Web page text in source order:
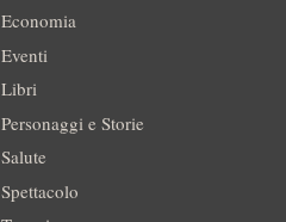
Economia
Eventi
Libri
Personaggi e Storie
Salute
Spettacolo